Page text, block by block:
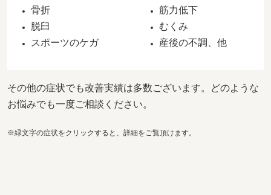
骨折
脱臼
スポーツのケガ
筋力低下
むくみ
産後の不調、他
その他の症状でも改善実績は多数ございます。どのような
お悩みでも一度ご相談ください。
※緑文字の症状をクリックすると、詳細をご覧頂けます。